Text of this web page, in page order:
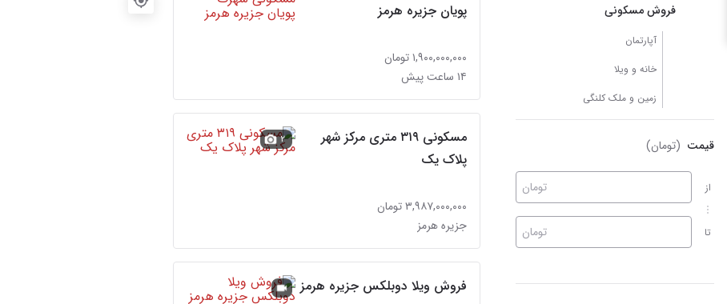
فروش مسکونی
آپارتمان
خانه و ویلا
زمین و ملک کلنگی
قیمت (تومان)
از
تا
تومان
تومان
پویان جزیره هرمز
۱,۹۰۰,۰۰۰,۰۰۰ تومان
۱۴ ساعت پیش
مسکونی ۳۱۹ متری مرکز شهر
پلاک یک
۳,۹۸۷,۰۰۰,۰۰۰ تومان
جزیره هرمز
۲
فروش ویلا دوبلکس جزیره هرمز